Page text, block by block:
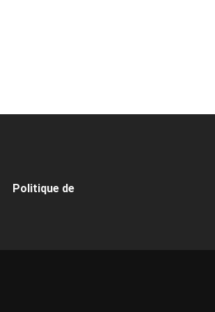
Politique de